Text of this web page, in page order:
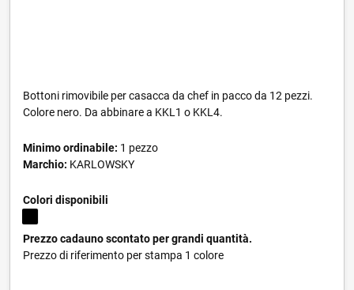
Bottoni rimovibile per casacca da chef in pacco da 12 pezzi.
Colore nero. Da abbinare a KKL1 o KKL4.
Minimo ordinabile: 1 pezzo
Marchio: KARLOWSKY
Colori disponibili
Prezzo cadauno scontato per grandi quantità.
Prezzo di riferimento per stampa 1 colore